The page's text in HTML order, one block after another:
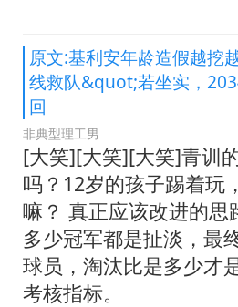
原文:基利安年龄造假越挖
线救队&quot;若坐实，
回
非典型理工男
[大笑][大笑][大笑]青训
吗？12岁的孩子踢着玩
嘛？ 真正应该改进的思
多少冠军都是扯淡，最
球员，淘汰比是多少才
考核指标。